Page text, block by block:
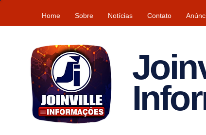
Home Sobre Notícias Contato